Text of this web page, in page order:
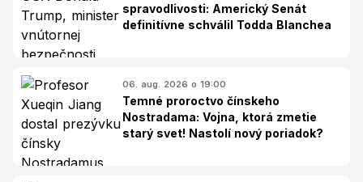
spravodlivosti: Americký Senát
definitívne schválil Todda Blanchea
06. aug. 2026 o 19:00
Temné proroctvo čínskeho
Nostradama: Vojna, ktorá zmetie
starý svet! Nastolí nový poriadok?